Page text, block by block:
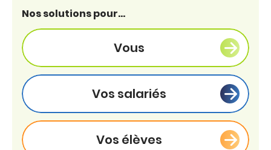
Nos solutions pour...
Vous
Vos salariés
Vos élèves